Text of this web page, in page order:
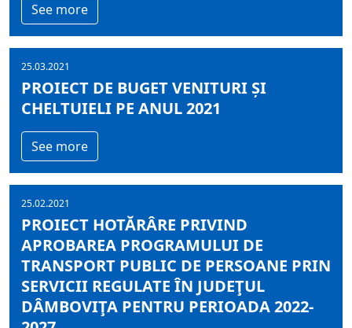
See more
25.03.2021
PROIECT DE BUGET VENITURI ȘI
CHELTUIELI PE ANUL 2021
See more
25.02.2021
PROIECT HOTĂRÂRE PRIVIND
APROBAREA PROGRAMULUI DE
TRANSPORT PUBLIC DE PERSOANE PRIN
SERVICII REGULATE ÎN JUDEŢUL
DÂMBOVIŢA PENTRU PERIOADA 2022-